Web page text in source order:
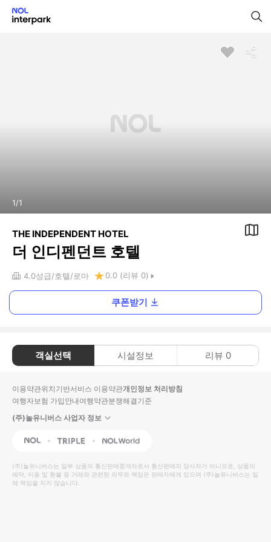
1/1
THE INDEPENDENT HOTEL
더 인디펜던트 호텔
4.0성급 호텔 로마 0.0 (리뷰 0)
쿠폰받기
객실선택 시설정보 리뷰 0
이용약관위치기반서비스 이용약관개인정보 처리방침
여행자보험 가입안내여행약관분쟁해결기준
(주)놀유니버스 사업자 정보
NOL Triple Interpark Global
(주)놀유니버스는 일부 상품의 통신판매중개자로서 통신판매의 당사자가 아니므로, 상품의
예약, 이용 및 환불 등 거래와 관련된 의무와 책임은 판매자에게 있으며 (주)놀유니버스는 일
체 책임을 지지 않습니다.